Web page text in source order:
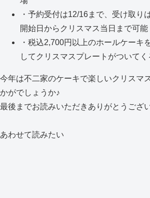
・予約受付は12/16まで、受け取り
開始日からクリスマス当日まで可能
・税込2,700円以上のホールケーキ
してクリスマスプレートがついてく
今年は不二家のケーキで楽しいクリスマ
かがでしょうか♪
最後までお読みいただきありがとうござ
あわせて読みたい